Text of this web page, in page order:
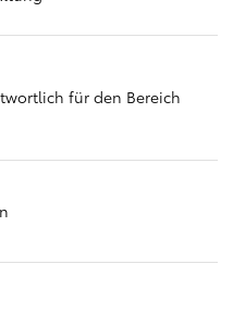
für den Bereich